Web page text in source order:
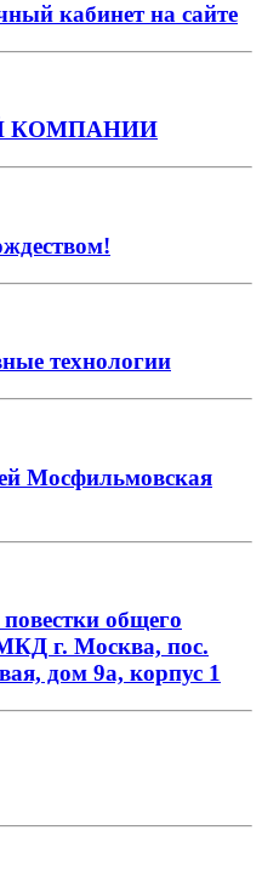
кабинет на сайте
КОМПАНИИ
технологии
Мосфильмовская
общего
г. Москва, пос.
дом 9а, корпус 1